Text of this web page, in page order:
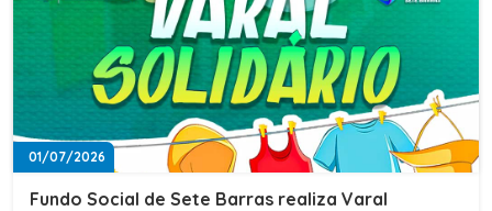
01/07/2026
Fundo Social de Sete Barras realiza Varal